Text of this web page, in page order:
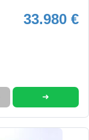
33.980 €
➜